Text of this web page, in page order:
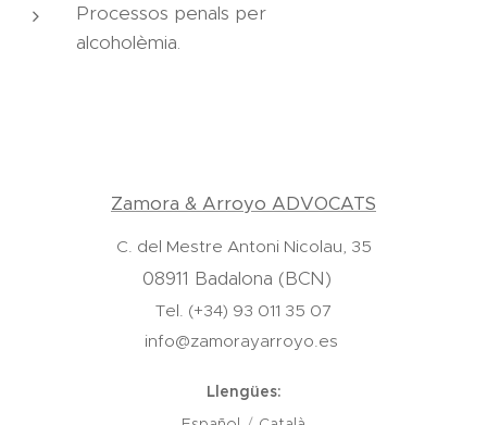
Processos penals per
alcoholèmia.
Zamora & Arroyo ADVOCATS
C. del Mestre Antoni Nicolau, 35
08911 Badalona (BCN)
Tel. (+34) 93 011 35 07
info@zamorayarroyo.es
Llengües